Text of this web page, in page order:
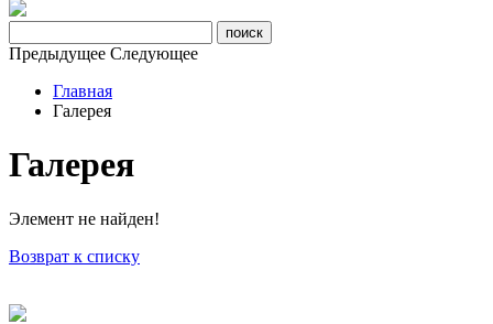
Предыдущее Следующее
Главная
Галерея
Галерея
Элемент не найден!
Возврат к списку